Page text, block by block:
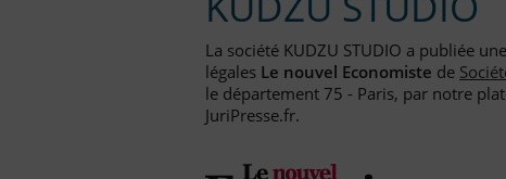
La société KUDZU STUDIO a publiée une
légales Le nouvel Economiste de
le département 75 - Paris, par notre
JuriPresse.fr.